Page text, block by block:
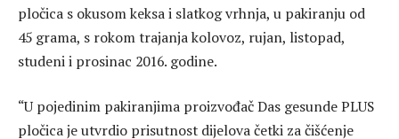
pločica s okusom keksa i slatkog vrhnja, u pakiranju od
45 grama, s rokom trajanja kolovoz, rujan, listopad,
studeni i prosinac 2016. godine.
“U pojedinim pakiranjima proizvođač Das gesunde PLUS
pločica je utvrdio prisutnost dijelova četki za čišćenje